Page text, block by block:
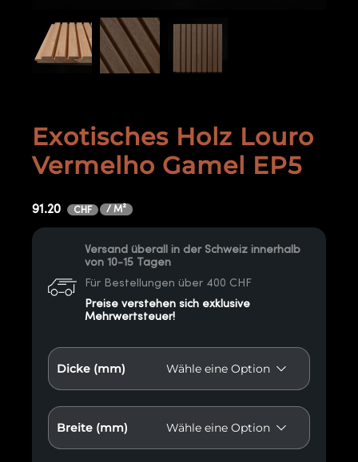
Exotisches Holz Louro
Vermelho Gamel EP5
91.20 CHF / M²
Versand überall in der Schweiz innerhalb
von 10-15 Tagen
Für Bestellungen über 400 CHF
Preise verstehen sich exklusive
Mehrwertsteuer!
Dicke (mm)
Breite (mm)